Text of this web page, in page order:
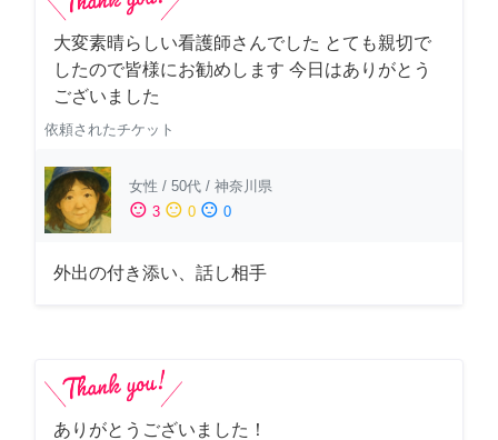
大変素晴らしい看護師さんでした とても親切で
したので皆様にお勧めします 今日はありがとう
ございました
依頼されたチケット
女性 / 50代 / 神奈川県
sentiment_satisfied 3 sentiment_neutral 0 sentiment_dissatisfied 0
外出の付き添い、話し相手
ありがとうございました！